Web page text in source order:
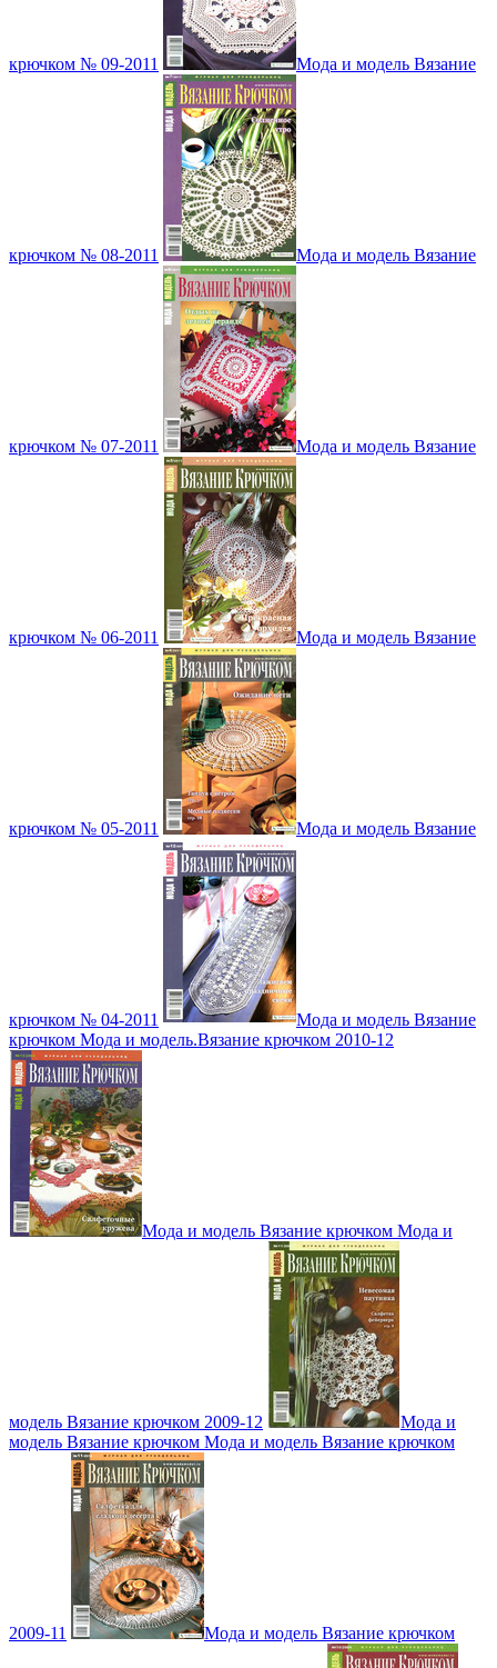
крючком № 09-2011 Мода и модель Вязание
крючком № 08-2011 Мода и модель Вязание
крючком № 07-2011 Мода и модель Вязание
крючком № 06-2011 Мода и модель Вязание
крючком № 05-2011 Мода и модель Вязание
крючком № 04-2011
Мода и модель Вязание
крючком Мода и модель.Вязание крючком 2010-12
Мода и модель Вязание крючком Мода и
модель Вязание крючком 2009-12
Мода и
модель Вязание крючком Мода и модель Вязание крючком
2009-11 Мода и модель Вязание крючком